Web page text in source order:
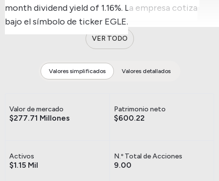
month dividend yield of 1.16%. La empresa cotiza
bajo el símbolo de ticker EGLE.
VER TODO
Valores simplificados Valores detallados
Valor de mercado
$277.71 Millones
Patrimonio neto
$600.22
Activos
$1.15 Mil
N.º Total de Acciones
9.00